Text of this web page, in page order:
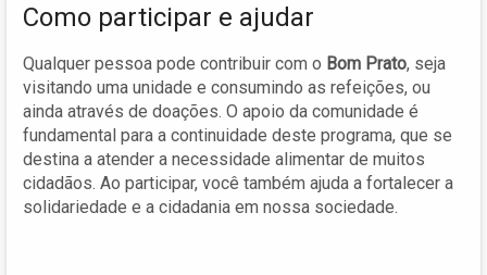
Como participar e ajudar
Qualquer pessoa pode contribuir com o Bom Prato, seja
visitando uma unidade e consumindo as refeições, ou
ainda através de doações. O apoio da comunidade é
fundamental para a continuidade deste programa, que se
destina a atender a necessidade alimentar de muitos
cidadãos. Ao participar, você também ajuda a fortalecer a
solidariedade e a cidadania em nossa sociedade.